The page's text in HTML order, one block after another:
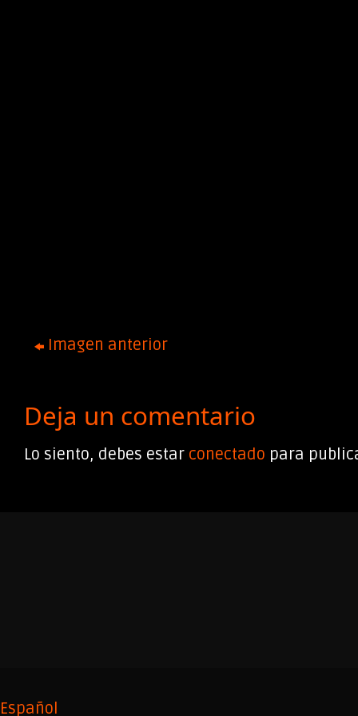
Imagen anterior
Deja un comentario
Lo siento, debes estar conectado para
Español